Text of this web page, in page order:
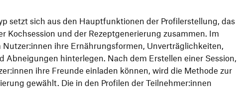
setzt sich aus den Hauptfunktionen der Profilerstellung, das
Kochsession und der Rezeptgenerierung zusammen. Im
Nutzer:innen ihre Ernährungsformen, Unverträglichkeiten,
Abneigungen hinterlegen. Nach dem Erstellen einer Session,
ihre Freunde einladen können, wird die Methode zur
gewählt. Die in den Profilen der Teilnehmer:innen